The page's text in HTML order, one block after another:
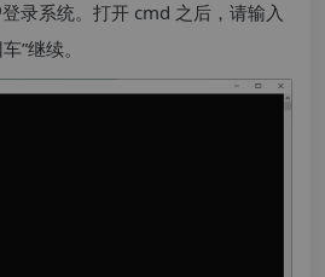
录系统。打开 cmd 之后，请输入
”继续。